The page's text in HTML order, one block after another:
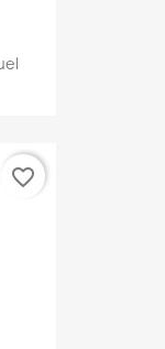
favorite_border